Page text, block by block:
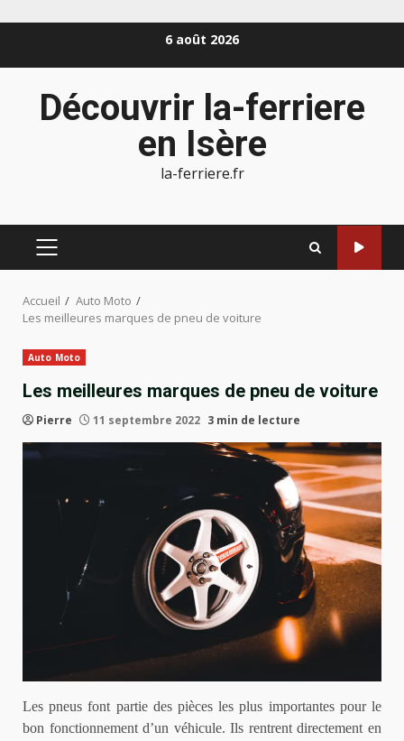
6 août 2026
Découvrir la-ferriere
en Isère
la-ferriere.fr
MENU
Accueil
Auto Moto
Les meilleures marques de pneu de voiture
Auto Moto
Les meilleures marques de pneu de voiture
Pierre 11 septembre 2022 3 min de lecture
Les pneus font partie des pièces les plus importantes pour le
bon fonctionnement d’un véhicule. Ils rentrent directement en